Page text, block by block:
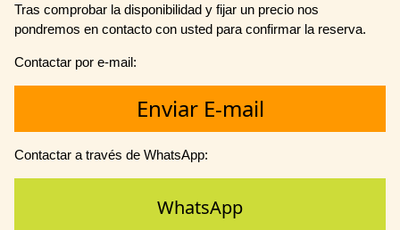
Tras comprobar la disponibilidad y fijar un precio nos
pondremos en contacto con usted para confirmar la reserva.
Contactar por e-mail:
Enviar E-mail
Contactar a través de WhatsApp:
WhatsApp